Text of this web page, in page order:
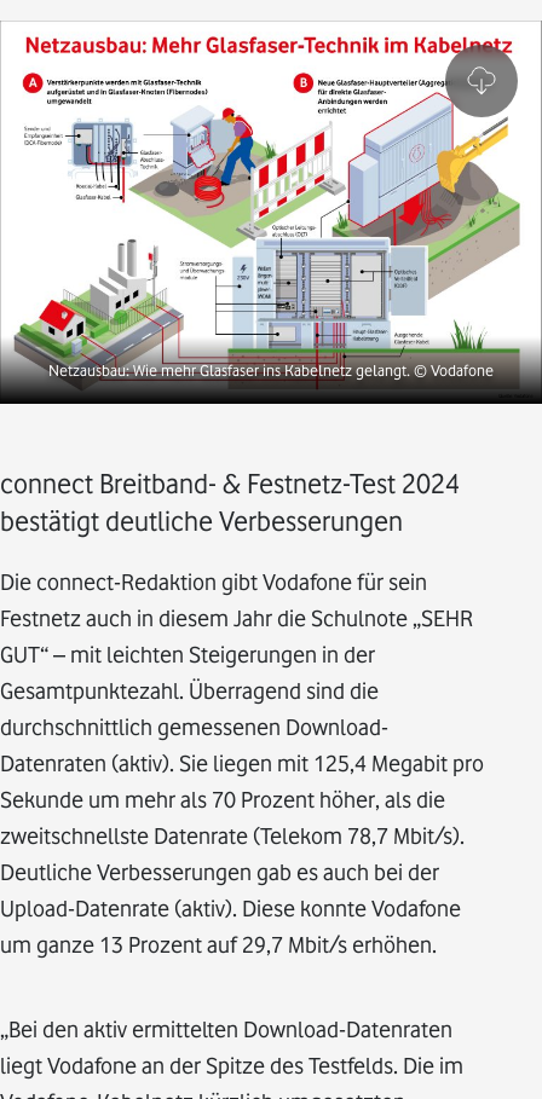
Netzausbau: Wie mehr Glasfaser ins Kabelnetz gelangt.© Vodafone
connect Breitband- & Festnetz-Test 2024
bestätigt deutliche Verbesserungen
Die connect-Redaktion gibt Vodafone für sein
Festnetz auch in diesem Jahr die Schulnote „SEHR
GUT“ – mit leichten Steigerungen in der
Gesamtpunktezahl. Überragend sind die
durchschnittlich gemessenen Download-
Datenraten (aktiv). Sie liegen mit 125,4 Megabit pro
Sekunde um mehr als 70 Prozent höher, als die
zweitschnellste Datenrate (Telekom 78,7 Mbit/s).
Deutliche Verbesserungen gab es auch bei der
Upload-Datenrate (aktiv). Diese konnte Vodafone
um ganze 13 Prozent auf 29,7 Mbit/s erhöhen.
„Bei den aktiv ermittelten Download-Datenraten
liegt Vodafone an der Spitze des Testfelds. Die im